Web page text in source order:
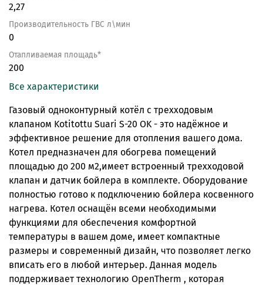
2,27
Производительность ГВС л\мин
0
Отапливаемая площадь*
200
Все характеристики
Газовый одноконтурный котёл с трехходовым
клапаном Kotitottu Suari S-20 OK - это надёжное и
эффективное решение для отопления вашего дома.
Котел предназначен для обогрева помещений
площадью до 200 м2,имеет встроенный трехходовой
клапан и датчик бойлера в комплекте. Оборудование
полностью готово к подключению бойлера косвенного
нагрева. Котел оснащён всеми необходимыми
функциями для обеспечения комфортной
температуры в вашем доме, имеет компактные
размеры и современный дизайн, что позволяет легко
вписать его в любой интерьер. Данная модель
поддерживает технологию OpenTherm , которая